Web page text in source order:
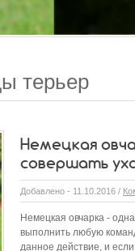
терьер
Немецкая
совершать
Добавлено - 11.10.2016 /
Немецкая овчарка -
выполнить любую
данное действие, и